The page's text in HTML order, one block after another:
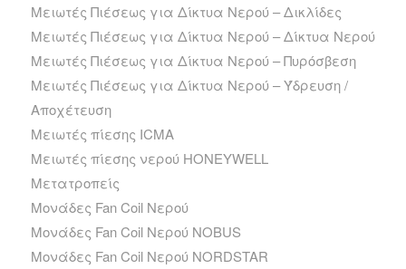
Μειωτές Πιέσεως για Δίκτυα Νερού – Δικλίδες
Μειωτές Πιέσεως για Δίκτυα Νερού – Δίκτυα Νερού
Μειωτές Πιέσεως για Δίκτυα Νερού – Πυρόσβεση
Μειωτές Πιέσεως για Δίκτυα Νερού – Ύδρευση /
Αποχέτευση
Μειωτές πίεσης ICMA
Μειωτές πίεσης νερού HONEYWELL
Μετατροπείς
Μονάδες Fan Coil Νερού
Μονάδες Fan Coil Νερού NOBUS
Μονάδες Fan Coil Νερού NORDSTAR